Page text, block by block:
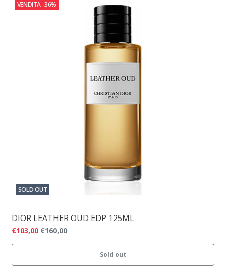
VENDITA -36%
SOLD OUT
DIOR LEATHER OUD EDP 125ML
€103,00 €160,00
Sold out